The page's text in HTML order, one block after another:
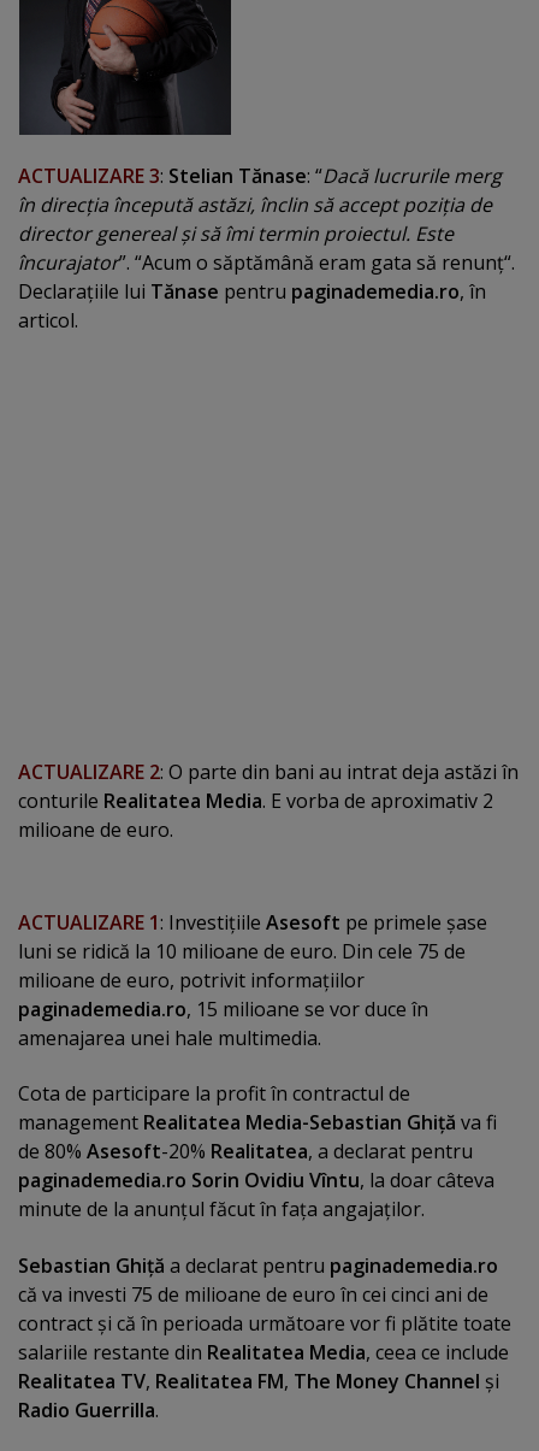
ACTUALIZARE 3: Stelian Tănase: “Dacă lucrurile merg
în direcţia începută astăzi, înclin să accept poziţia de
director genereal şi să îmi termin proiectul. Este
încurajator”. “Acum o săptămână eram gata să renunţ“.
Declaraţiile lui Tănase pentru paginademedia.ro, în
articol.
ACTUALIZARE 2: O parte din bani au intrat deja astăzi în
conturile Realitatea Media. E vorba de aproximativ 2
milioane de euro.
ACTUALIZARE 1: Investiţiile Asesoft pe primele şase
luni se ridică la 10 milioane de euro. Din cele 75 de
milioane de euro, potrivit informaţiilor
paginademedia.ro, 15 milioane se vor duce în
amenajarea unei hale multimedia.
Cota de participare la profit în contractul de
management Realitatea Media-Sebastian Ghiţă va fi
de 80% Asesoft-20% Realitatea, a declarat pentru
paginademedia.ro Sorin Ovidiu Vîntu, la doar câteva
minute de la anunţul făcut în faţa angajaţilor.
Sebastian Ghiţă a declarat pentru paginademedia.ro
că va investi 75 de milioane de euro în cei cinci ani de
contract şi că în perioada următoare vor fi plătite toate
salariile restante din Realitatea Media, ceea ce include
Realitatea TV, Realitatea FM, The Money Channel şi
Radio Guerrilla.